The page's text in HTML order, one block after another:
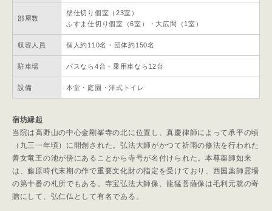
部屋数
壁仕切り個室（23室）
ふすま仕切り個室（6室）・大広間（1室）
収容人員 個人約110名・団体約150名
駐車場 バスなら4台・乗用車なら12台
設備 本堂・庭園・洋式トイレ
宿坊縁起
当院は高野山の中心金剛峯寺の北に位置し、真慶律師によって承平の頃
（九三一年頃）に開創された。弘法大師がかつて祈雨の修法を行われた
善女竜王の池が傍にあることから寺号が名付けられた。本尊薬師如来
は、藤原時代末期の作で重要文化財の指定を受けており、西国薬師霊場
の第十番の札所でもある。寺宝弘法大師像、龍猛菩薩像は毛利元就の寄
贈にして、弘仁仏として有名である。